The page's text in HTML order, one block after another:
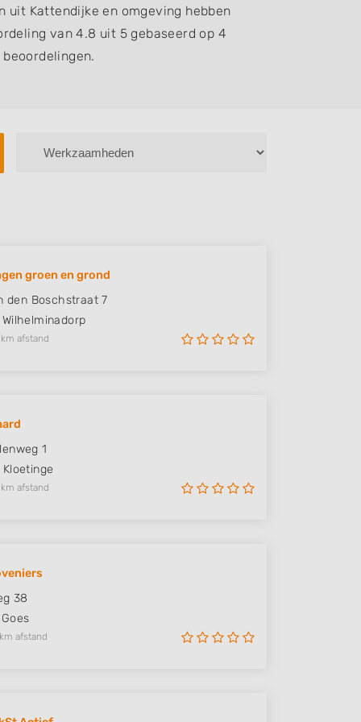
uit Kattendijke en omgeving hebben
van 4.8 uit 5 gebaseerd op 4
beoordelingen.
groen en grond
den Boschstraat 7
Wilhelminadorp
afstand
1
Kloetinge
afstand
38
Goes
afstand